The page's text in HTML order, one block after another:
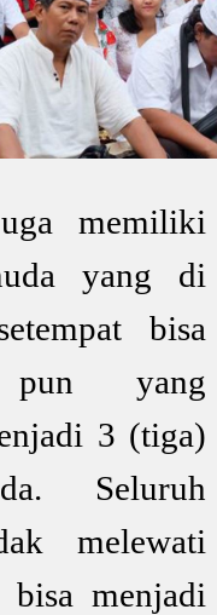
memiliki
yang di
bisa
pun yang
3 (tiga)
Seluruh
melewati
bisa menjadi